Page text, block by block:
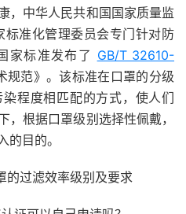
，中华人民共和国国家质量监
准化管理委员会专门针对防
家标准发布了 GB/T 32610-
规范》。该标准在口罩的分级
程度相匹配的方式，使人们
，根据口罩级别选择性佩戴，
的目的。
过滤效率级别及要求